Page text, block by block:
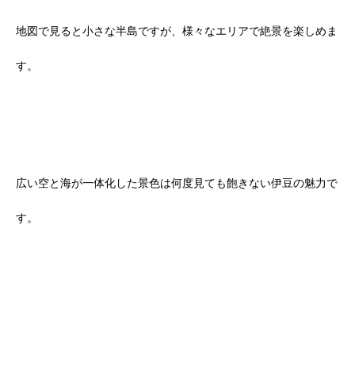
地図で見ると小さな半島ですが、様々なエリアで絶景を楽しめま
す。
広い空と海が一体化した景色は何度見ても飽きない伊豆の魅力で
す。